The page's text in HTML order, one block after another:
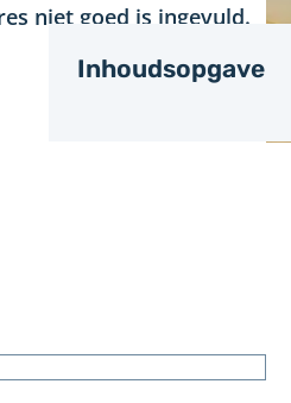
niet goed is ingevuld.
Inhoudsopgave